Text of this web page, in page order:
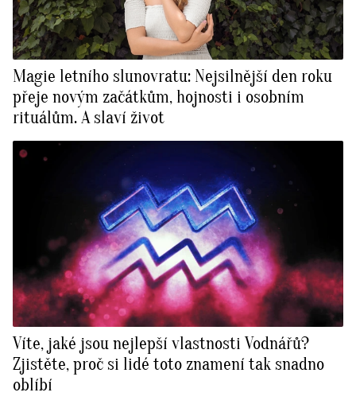
Magie letního slunovratu: Nejsilnější den roku
přeje novým začátkům, hojnosti i osobním
rituálům. A slaví život
Víte, jaké jsou nejlepší vlastnosti Vodnářů?
Zjistěte, proč si lidé toto znamení tak snadno
oblíbí